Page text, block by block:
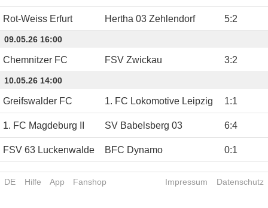
Rot-Weiss Erfurt Hertha 03 Zehlendorf 5:2
09.05.26 16:00
Chemnitzer FC FSV Zwickau 3:2
10.05.26 14:00
Greifswalder FC 1. FC Lokomotive Leipzig 1:1
1. FC Magdeburg II SV Babelsberg 03 6:4
FSV 63 Luckenwalde BFC Dynamo 0:1
DE Hilfe App Fanshop Impressum Datenschutz